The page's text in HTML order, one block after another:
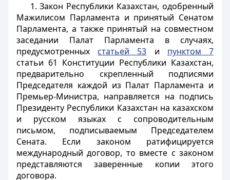
1. Закон Республики Казахстан, одобренный
Мажилисом Парламента и принятый Сенатом
Парламента, а также принятый на совместном
заседании Палат Парламента в случаях,
предусмотренных статьей 53 и пунктом 7
статьи 61 Конституции Республики Казахстан,
предварительно скрепленный подписями
Председателя каждой из Палат Парламента и
Премьер-Министра, направляется на подпись
Президенту Республики Казахстан на казахском
и русском языках с сопроводительным
письмом, подписываемым Председателем
Сената. Если законом ратифицируется
международный договор, то вместе с законом
представляются заверенные копии этого
договора.